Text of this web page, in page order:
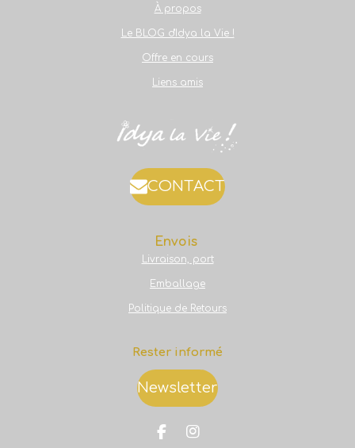
À propos
Le BLOG d'Idya la Vie !
Offre en cours
Liens amis
CONTACT
Envois
Livraison, port
Emballage
Politique de Retours
Rester informé
Newsletter
F
I